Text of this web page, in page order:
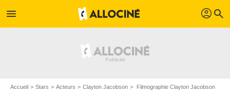
menu profil search
Accueil Stars Acteurs Clayton Jacobson Filmographie Clayton Jacobson